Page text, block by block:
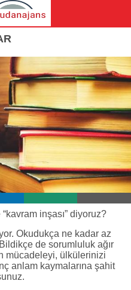
inşası” diyoruz?
Okudukça ne kadar az
de sorumluluk ağır
mücadeleyi, ülkülerinizi
anlam kaymalarına şahit